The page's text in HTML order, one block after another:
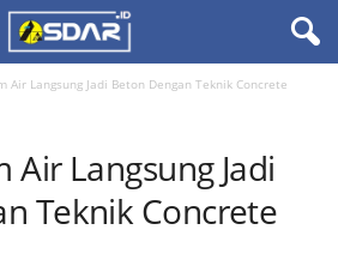
Air Langsung Jadi Beton Dengan Teknik Concrete
Air Langsung Jadi
Teknik Concrete